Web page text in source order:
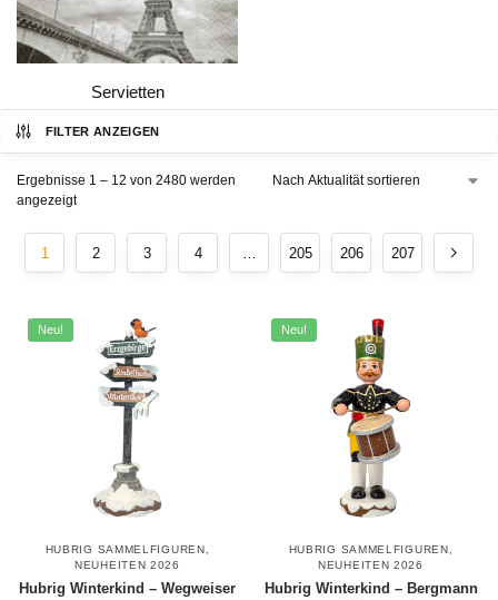
Servietten
FILTER ANZEIGEN
Ergebnisse 1 – 12 von 2480 werden
angezeigt
1 2 3 4 … 205 206 207
Neu!
HUBRIG SAMMELFIGUREN,
NEUHEITEN 2026
Hubrig Winterkind – Wegweiser
Neu!
HUBRIG SAMMELFIGUREN,
NEUHEITEN 2026
Hubrig Winterkind – Bergmann